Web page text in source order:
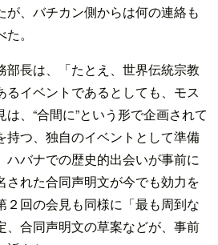
が、バチカン側からは何の連絡も
。
部長は、「たとえ、世界伝統宗教
るイベントであるとしても、モス
、“合間に”という形で企画されて
持つ、独自のイベントとして準備
ハバナでの歴史的出会いが事前に
された合同声明文が今でも効力を
２回の会見も同様に「最も周到な
、合同声明文の草案などが、事前